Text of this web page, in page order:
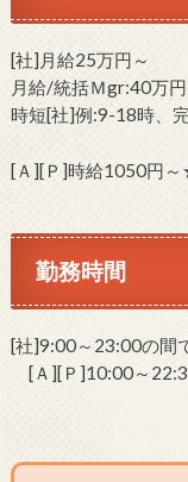
[社]月給25万円～
月給/統括Ｍgr:40万
時短[社]例:9-18時、
[Ａ][Ｐ]時給1050円
勤務時間
[社]9:00～23:00の間
[Ａ][Ｐ]10:00～